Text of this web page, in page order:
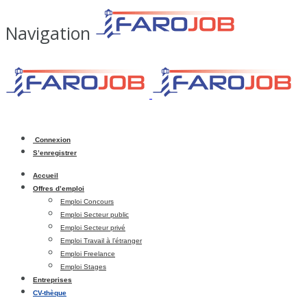
Navigation
Connexion
S’enregistrer
Accueil
Offres d’emploi
Emploi Concours
Emploi Secteur public
Emploi Secteur privé
Emploi Travail à l’étranger
Emploi Freelance
Emploi Stages
Entreprises
CV-thèque